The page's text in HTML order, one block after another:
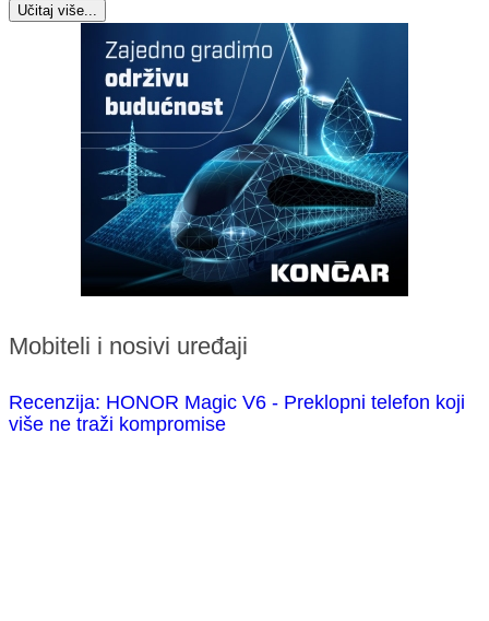
Učitaj više...
Mobiteli i nosivi uređaji
Recenzija: HONOR Magic V6 - Preklopni telefon koji
više ne traži kompromise